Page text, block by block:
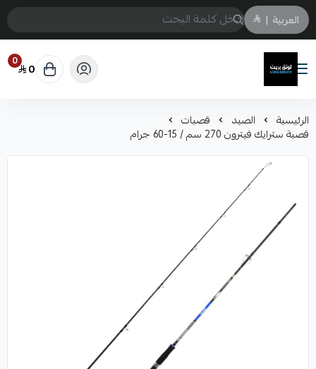
العربية |
لونق بريث
0 0
الرئيسية الصيد قصبات
قصبة سترايك فيترون 270 سم / 15-60 جرام